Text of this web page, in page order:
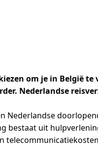
om je in België te
Nederlandse
Nederlandse
bestaat uit